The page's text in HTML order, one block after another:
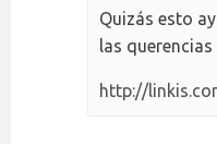
Quizás esto
las
http://